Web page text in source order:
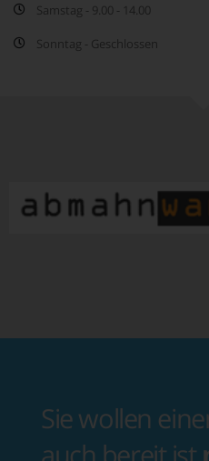
Samstag - 9.00 - 14.00
Sonntag - Geschlossen
Sie wollen
auch bereit ist